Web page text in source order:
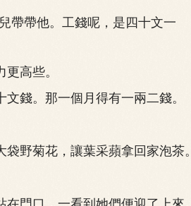
帶他。工錢呢，是四十文一
高些。
錢。那一個月得有一兩二錢。
野菊花，讓葉采蘋拿回家泡茶。